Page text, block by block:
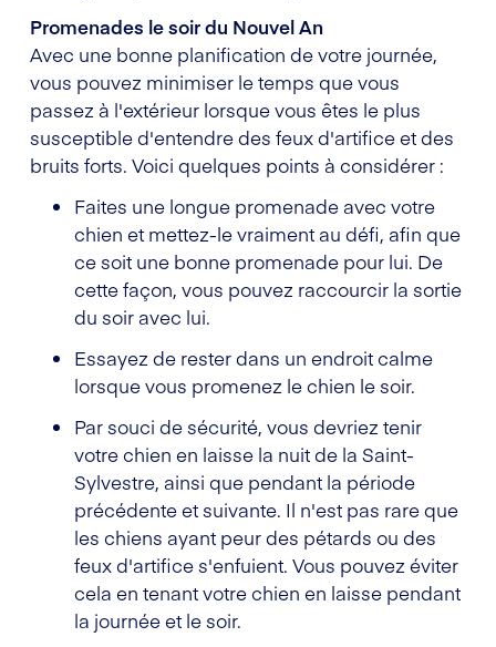
Promenades le soir du Nouvel An
Avec une bonne planification de votre journée,
vous pouvez minimiser le temps que vous
passez à l'extérieur lorsque vous êtes le plus
susceptible d'entendre des feux d'artifice et des
bruits forts. Voici quelques points à considérer :
Faites une longue promenade avec votre
chien et mettez-le vraiment au défi, afin que
ce soit une bonne promenade pour lui. De
cette façon, vous pouvez raccourcir la sortie
du soir avec lui.
Essayez de rester dans un endroit calme
lorsque vous promenez le chien le soir.
Par souci de sécurité, vous devriez tenir
votre chien en laisse la nuit de la Saint-
Sylvestre, ainsi que pendant la période
précédente et suivante. Il n'est pas rare que
les chiens ayant peur des pétards ou des
feux d'artifice s'enfuient. Vous pouvez éviter
cela en tenant votre chien en laisse pendant
la journée et le soir.